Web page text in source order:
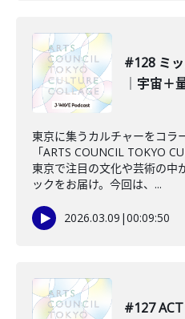
#128 ミ
｜宇宙＋
東京に集うカルチャーをコラ
「ARTS COUNCIL TOKYO
東京で注目の文化や芸術の中
ックをお届け。今回は、...
2026.03.09 |00:09:50
#127